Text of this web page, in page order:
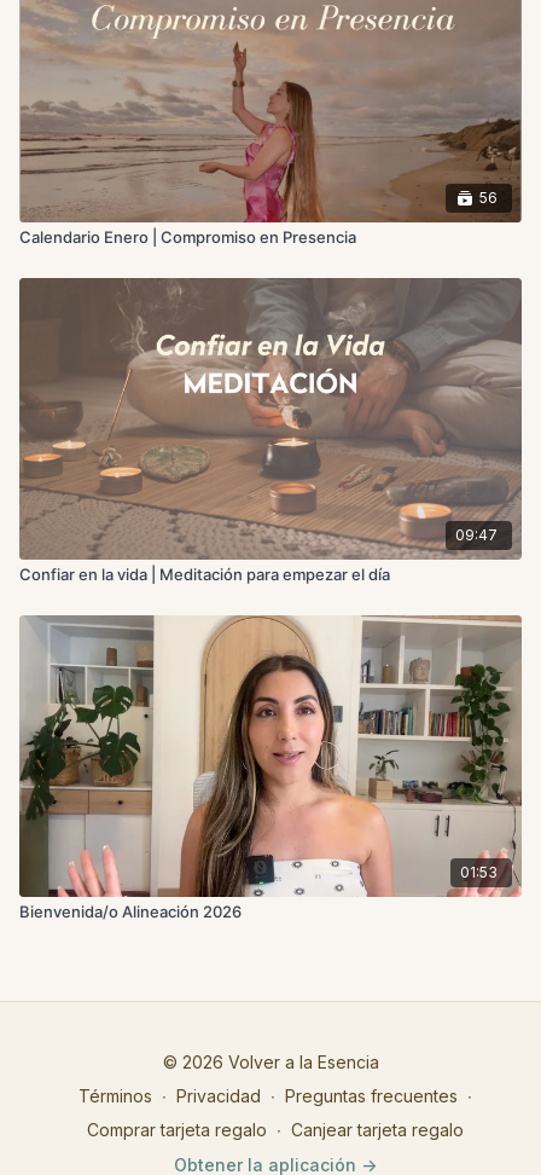
56
Calendario Enero | Compromiso en Presencia
09:47
Confiar en la vida | Meditación para empezar el día
01:53
Bienvenida/o Alineación 2026
© 2026 Volver a la Esencia
Términos ∙ Privacidad ∙ Preguntas frecuentes ∙
Comprar tarjeta regalo ∙ Canjear tarjeta regalo
Obtener la aplicación ->